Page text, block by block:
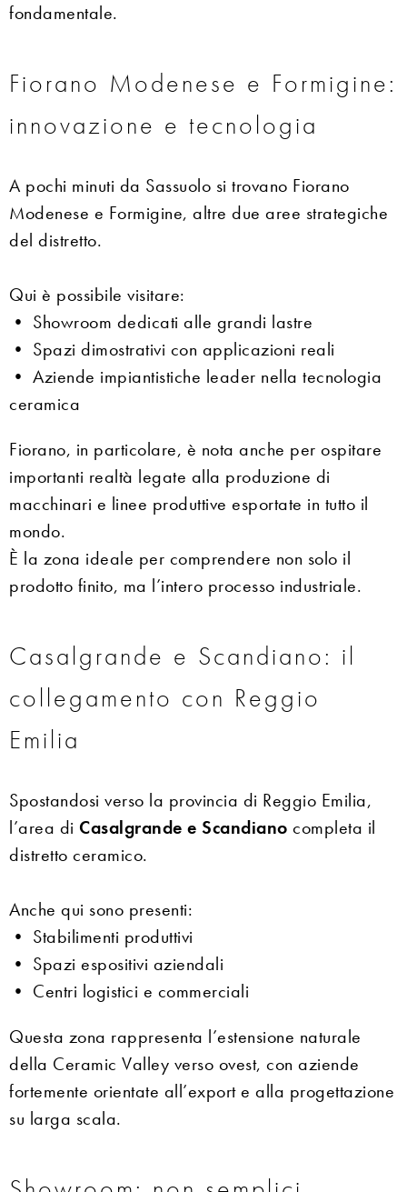
fondamentale.
Fiorano Modenese e Formigine:
innovazione e tecnologia
A pochi minuti da Sassuolo si trovano Fiorano
Modenese e Formigine, altre due aree strategiche
del distretto.
Qui è possibile visitare:
• Showroom dedicati alle grandi lastre
• Spazi dimostrativi con applicazioni reali
• Aziende impiantistiche leader nella tecnologia
ceramica
Fiorano, in particolare, è nota anche per ospitare
importanti realtà legate alla produzione di
macchinari e linee produttive esportate in tutto il
mondo.
È la zona ideale per comprendere non solo il
prodotto finito, ma l’intero processo industriale.
Casalgrande e Scandiano: il
collegamento con Reggio
Emilia
Spostandosi verso la provincia di Reggio Emilia,
l’area di Casalgrande e Scandiano completa il
distretto ceramico.
Anche qui sono presenti:
• Stabilimenti produttivi
• Spazi espositivi aziendali
• Centri logistici e commerciali
Questa zona rappresenta l’estensione naturale
della Ceramic Valley verso ovest, con aziende
fortemente orientate all’export e alla progettazione
su larga scala.